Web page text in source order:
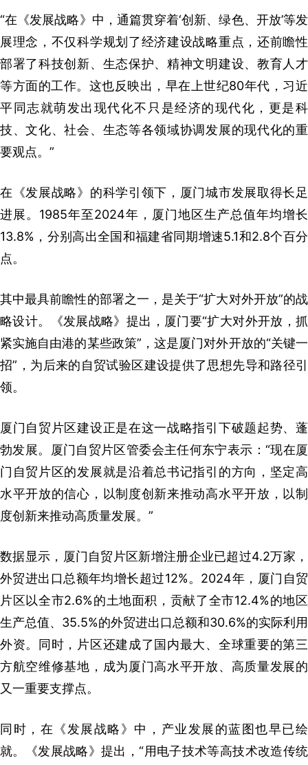
“在《发展战略》中，通篇贯穿着‘创新、绿色、开放’等发
展理念，不仅科学规划了经济建设战略重点，还前瞻性
部署了科技创新、生态保护、精神文明建设、教育人才
等方面的工作。这也反映出，早在上世纪80年代，习近
平同志就萌发出现代化不只是经济的现代化，更是科
技、文化、社会、生态等各领域协调发展的现代化的重
要观点。”
在《发展战略》的科学引领下，厦门城市发展取得长足
进展。1985年至2024年，厦门地区生产总值年均增长
13.8%，分别高出全国和福建省同期增速5.1和2.8个百分
点。
其中最具前瞻性的部署之一，是关于“扩大对外开放”的战
略设计。《发展战略》提出，厦门要“扩大对外开放，抓
紧实施自由港的某些政策”，这是厦门对外开放的“关键一
招”，为后来的自贸试验区建设提供了思想先导和路径引
领。
厦门自贸片区建设正是在这一战略指引下破题起势、蓬
勃发展。厦门自贸片区管委会主任何东宁表示：“现在厦
门自贸片区的发展就是沿着总书记指引的方向，坚定高
水平开放的信心，以制度创新来推动高水平开放，以制
度创新来推动高质量发展。”
数据显示，厦门自贸片区新增注册企业已超过4.2万家，
外贸进出口总额年均增长超过12%。2024年，厦门自贸
片区以全市2.6%的土地面积，贡献了全市12.4%的地区
生产总值、35.5%的外贸进出口总额和30.6%的实际利用
外资。同时，片区还建成了国内最大、全球重要的第三
方航空维修基地，成为厦门高水平开放、高质量发展的
又一重要支撑点。
同时，在《发展战略》中，产业发展的蓝图也早已绘
就。《发展战略》提出，“用电子技术等高技术改造传统